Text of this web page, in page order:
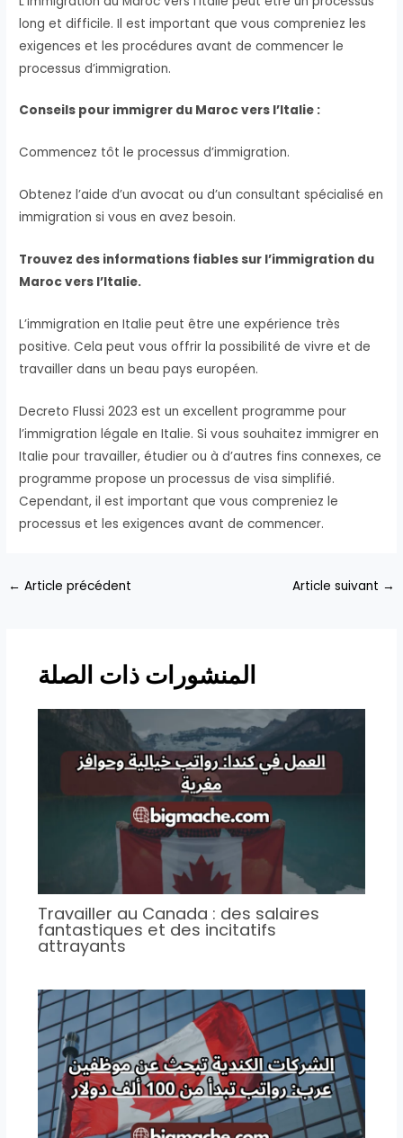
long et difficile. Il est important que vous compreniez les
exigences et les procédures avant de commencer le
processus d’immigration.
Conseils pour immigrer du Maroc vers l’Italie :
Commencez tôt le processus d’immigration.
Obtenez l’aide d’un avocat ou d’un consultant spécialisé en
immigration si vous en avez besoin.
Trouvez des informations fiables sur l’immigration du
Maroc vers l’Italie.
L’immigration en Italie peut être une expérience très
positive. Cela peut vous offrir la possibilité de vivre et de
travailler dans un beau pays européen.
Decreto Flussi 2023 est un excellent programme pour
l’immigration légale en Italie. Si vous souhaitez immigrer en
Italie pour travailler, étudier ou à d’autres fins connexes, ce
programme propose un processus de visa simplifié.
Cependant, il est important que vous compreniez le
processus et les exigences avant de commencer.
Navigation
← Article précédent Article suivant →
المنشورات ذات الصلة
Travailler au Canada : des salaires
fantastiques et des incitatifs
attrayants